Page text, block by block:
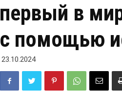
первый в
с помощью
23.10.2024